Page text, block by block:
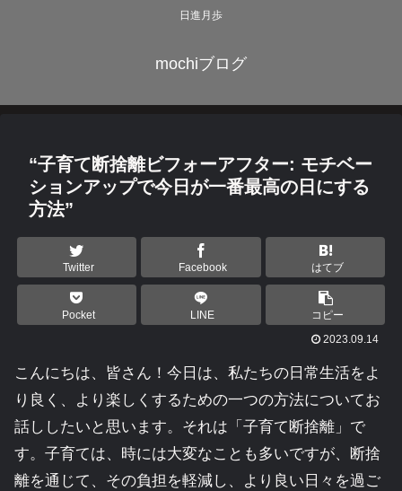
日進月歩
mochiブログ
“子育て断捨離ビフォーアフター: モチベー
ションアップで今日が一番最高の日にする
方法”
Twitter Facebook はてブ
Pocket LINE
コピー
2023.09.14
こんにちは、皆さん！今日は、私たちの日常生活をよ
り良く、より楽しくするための一つの方法についてお
話ししたいと思います。それは「子育て断捨離」で
す。子育ては、時には大変なことも多いですが、断捨
離を通じて、その負担を軽減し、より良い日々を過ご